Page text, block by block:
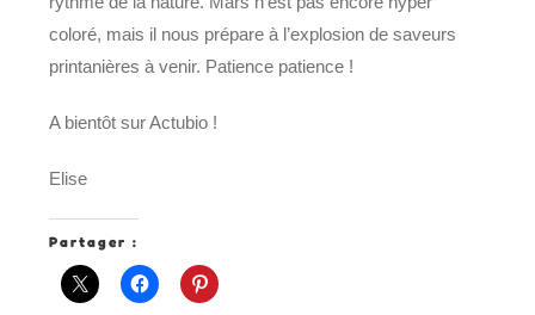
coloré, mais il nous prépare à l’explosion de saveurs
printanières à venir. Patience patience !
A bientôt sur Actubio !
Elise
Partager :